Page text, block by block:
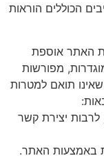
הוראות
למטרות
קשר